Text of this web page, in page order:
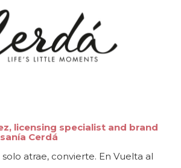
licensing specialist and brand
Cerdá
atrae, convierte. En Vuelta al